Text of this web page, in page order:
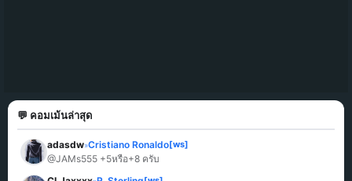
💬 คอมเม้นล่าสุด
adasdw»Cristiano Ronaldo[ws]
@JAMs555 +5หรือ+8 ครับ